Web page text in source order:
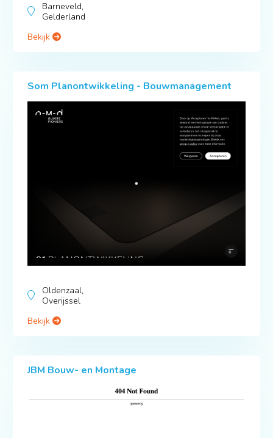
Barneveld,
Gelderland
Bekijk
Som Planontwikkeling - Bouwmanagement
Oldenzaal,
Overijssel
Bekijk
JBM Bouw- en Montage